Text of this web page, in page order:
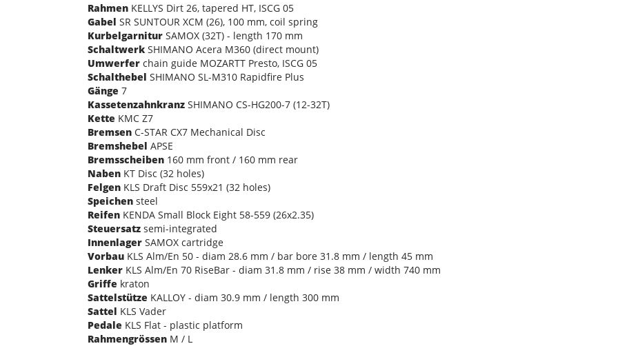
Rahmen KELLYS Dirt 26, tapered HT, ISCG 05
Gabel SR SUNTOUR XCM (26), 100 mm, coil spring
Kurbelgarnitur SAMOX (32T) - length 170 mm
Schaltwerk SHIMANO Acera M360 (direct mount)
Umwerfer chain guide MOZARTT Presto, ISCG 05
Schalthebel SHIMANO SL-M310 Rapidfire Plus
Gänge 7
Kassetenzahnkranz SHIMANO CS-HG200-7 (12-32T)
Kette KMC Z7
Bremsen C-STAR CX7 Mechanical Disc
Bremshebel APSE
Bremsscheiben 160 mm front / 160 mm rear
Naben KT Disc (32 holes)
Felgen KLS Draft Disc 559x21 (32 holes)
Speichen steel
Reifen KENDA Small Block Eight 58-559 (26x2.35)
Steuersatz semi-integrated
Innenlager SAMOX cartridge
Vorbau KLS Alm/En 50 - diam 28.6 mm / bar bore 31.8 mm / length 45 mm
Lenker KLS Alm/En 70 RiseBar - diam 31.8 mm / rise 38 mm / width 740 mm
Griffe kraton
Sattelstütze KALLOY - diam 30.9 mm / length 300 mm
Sattel KLS Vader
Pedale KLS Flat - plastic platform
Rahmengrössen M / L